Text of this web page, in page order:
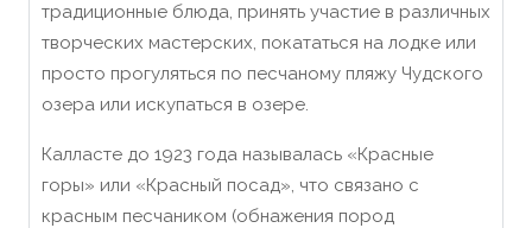
традиционные блюда, принять участие в различных
творческих мастерских, покататься на лодке или
просто прогуляться по песчаному пляжу Чудского
озера или искупаться в озере.
Калласте до 1923 года называлась «Красные
горы» или «Красный посад», что связано с
красным песчаником (обнажения пород